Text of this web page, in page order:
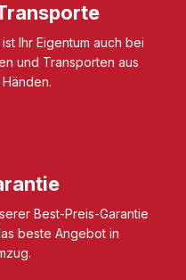
Ihr Eigentum auch bei
und Transporten aus
Best-Preis-Garantie
beste Angebot in